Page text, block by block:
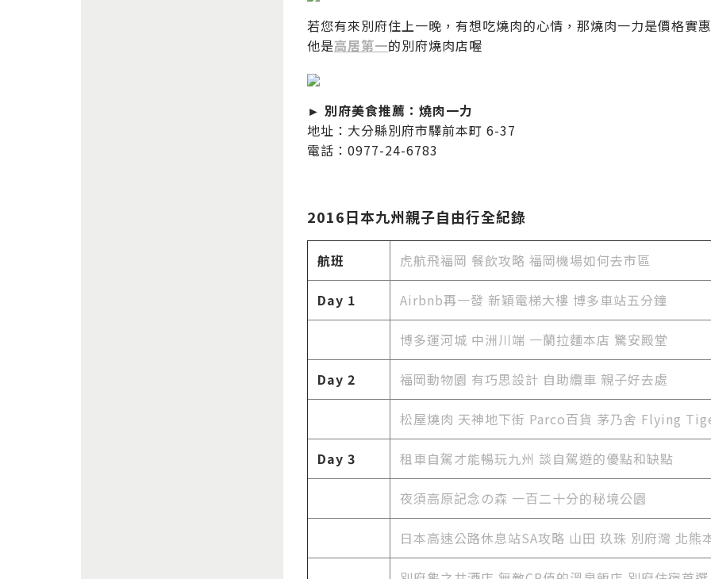
若您有來別府住上一晚，有想吃燒肉的心情，那燒肉一力是價格實
他是高居第一的別府燒肉店喔
► 別府美食推薦：燒肉一力
地址：大分縣別府市驛前本町 6-37
電話：0977-24-6783
2016日本九州親子自由行全紀錄
航班 虎航飛福岡 餐飲攻略 福岡機場如何去市區
Day 1 Airbnb再一發 新穎電梯大樓 博多車站五分鐘
博多運河城 中洲川端 一蘭拉麵本店 驚安殿堂
Day 2 福岡動物園 有巧思設計 自助纜車 親子好去處
松屋燒肉 天神地下街 Parco百貨 茅乃舍 Flying
Day 3 租車自駕才能暢玩九州 談自駕遊的優點和缺點
夜須高原記念の森 一百二十分的秘境公園
日本高速公路休息站SA攻略 山田 玖珠 別府灣 北熊